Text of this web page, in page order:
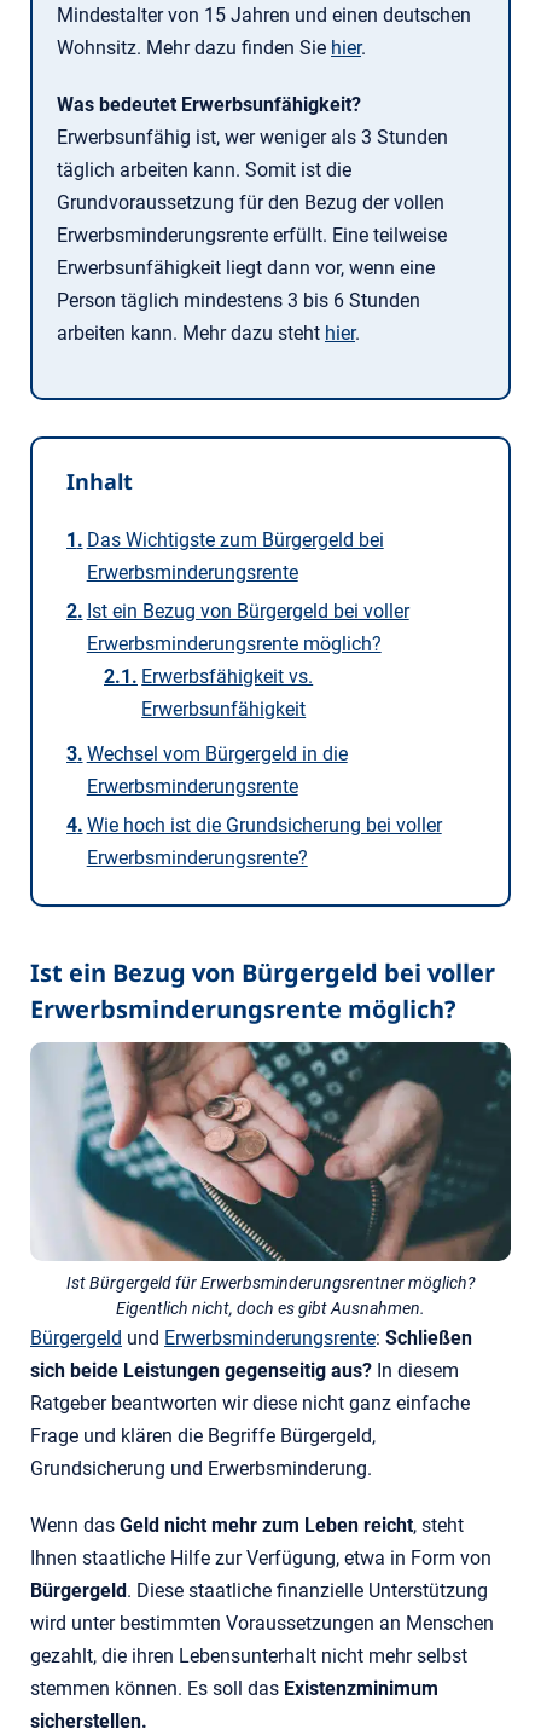
Mindestalter von 15 Jahren und einen deutschen
Wohnsitz. Mehr dazu finden Sie hier.
Was bedeutet Erwerbsunfähigkeit?
Erwerbsunfähig ist, wer weniger als 3 Stunden
täglich arbeiten kann. Somit ist die
Grundvoraussetzung für den Bezug der vollen
Erwerbsminderungsrente erfüllt. Eine teilweise
Erwerbsunfähigkeit liegt dann vor, wenn eine
Person täglich mindestens 3 bis 6 Stunden
arbeiten kann. Mehr dazu steht hier.
Inhalt
Das Wichtigste zum Bürgergeld bei
Erwerbsminderungsrente
Ist ein Bezug von Bürgergeld bei voller
Erwerbsminderungsrente möglich?
Erwerbsfähigkeit vs.
Erwerbsunfähigkeit
Wechsel vom Bürgergeld in die
Erwerbsminderungsrente
Wie hoch ist die Grundsicherung bei voller
Erwerbsminderungsrente?
Ist ein Bezug von Bürgergeld bei voller
Erwerbsminderungsrente möglich?
Ist Bürgergeld für Erwerbsminderungsrentner möglich?
Eigentlich nicht, doch es gibt Ausnahmen.
Bürgergeld und Erwerbsminderungsrente: Schließen
sich beide Leistungen gegenseitig aus? In diesem
Ratgeber beantworten wir diese nicht ganz einfache
Frage und klären die Begriffe Bürgergeld,
Grundsicherung und Erwerbsminderung.
Wenn das Geld nicht mehr zum Leben reicht, steht
Ihnen staatliche Hilfe zur Verfügung, etwa in Form von
Bürgergeld. Diese staatliche finanzielle Unterstützung
wird unter bestimmten Voraussetzungen an Menschen
gezahlt, die ihren Lebensunterhalt nicht mehr selbst
stemmen können. Es soll das Existenzminimum
sicherstellen.